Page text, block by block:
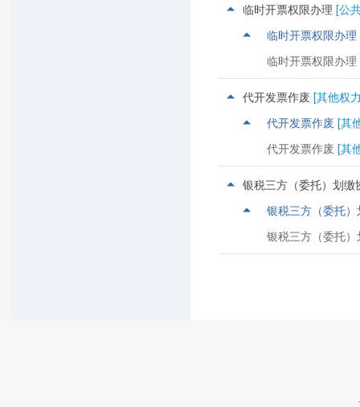
临时开票权限办理 [公
临时开票权限办理
临时开票权限办理
代开发票作废 [其他权
代开发票作废 [其
代开发票作废 [其
银税三方（委托）划
银税三方（委托
银税三方（委托